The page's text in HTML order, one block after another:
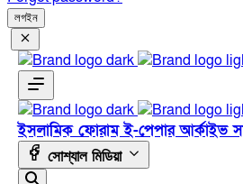
লগইন
ইসলামিক ফোরামই-পেপারআর্কাইভ
সোশ্যাল মিডিয়া